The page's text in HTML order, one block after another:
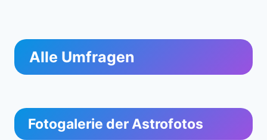
Alle Umfragen
Fotogalerie der Astrofotos